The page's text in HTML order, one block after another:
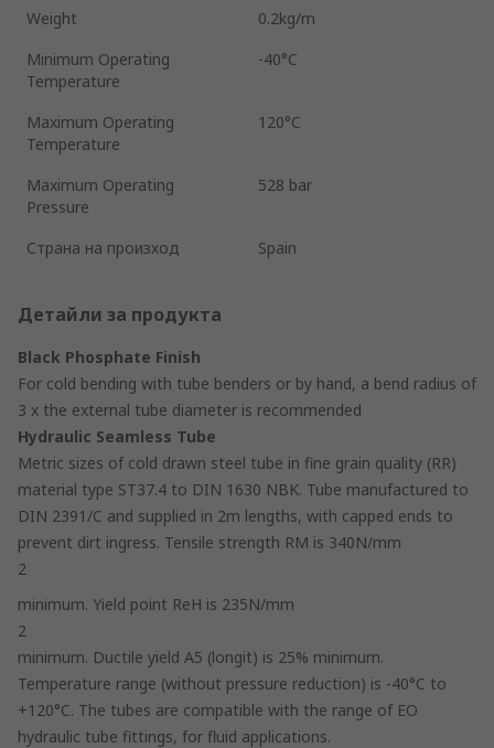
Weight
0.2kg/m
Minimum Operating
Temperature
-40°C
Maximum Operating
Temperature
120°C
Maximum Operating
Pressure
528 bar
Страна на произход Spain
Детайли за продукта
Black Phosphate Finish
For cold bending with tube benders or by hand, a bend radius of
3 x the external tube diameter is recommended
Hydraulic Seamless Tube
Metric sizes of cold drawn steel tube in fine grain quality (RR)
material type ST37.4 to DIN 1630 NBK. Tube manufactured to
DIN 2391/C and supplied in 2m lengths, with capped ends to
prevent dirt ingress. Tensile strength RM is 340N/mm
2
minimum. Yield point ReH is 235N/mm
2
minimum. Ductile yield A5 (longit) is 25% minimum.
Temperature range (without pressure reduction) is -40°C to
+120°C. The tubes are compatible with the range of EO
hydraulic tube fittings, for fluid applications.